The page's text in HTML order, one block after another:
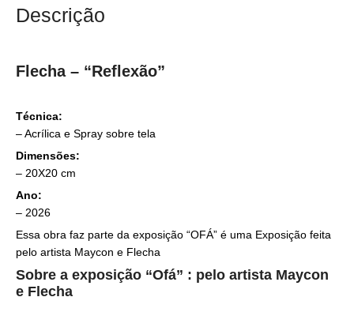
Descrição
Flecha – “Reflexão”
Técnica:
–Acrílica e Spray sobre tela
Dimensões:
– 20X20 cm
Ano:
– 2026
Essa obra faz parte da exposição “OFÁ” é uma Exposição feita
pelo artista Maycon e Flecha
Sobre a exposição “Ofá” : pelo artista Maycon
e Flecha